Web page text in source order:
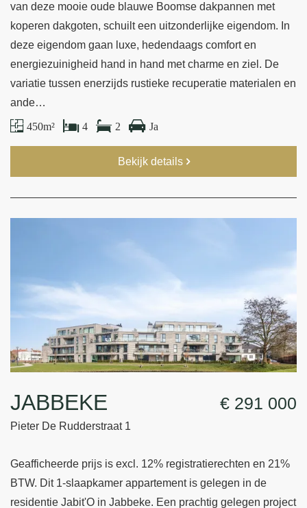
van deze mooie oude blauwe Boomse dakpannen met
koperen dakgoten, schuilt een uitzonderlijke eigendom. In
deze eigendom gaan luxe, hedendaags comfort en
energiezuinigheid hand in hand met charme en ziel. De
variatie tussen enerzijds rustieke recuperatie materialen en
ande…
450 m² 4 2 Ja
Bekijk details
JABBEKE
Pieter De Rudderstraat 1
€ 291 000
Geafficheerde prijs is excl. 12% registratierechten en 21%
BTW. Dit 1-slaapkamer appartement is gelegen in de
residentie Jabit'O in Jabbeke. Een prachtig gelegen project